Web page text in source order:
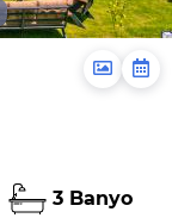
3 Banyo